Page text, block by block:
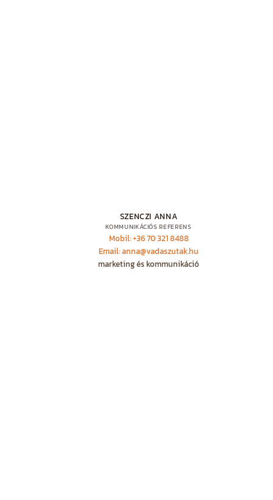
SZENCZI ANNA
KOMMUNIKÁCIÓS REFERENS
Mobil: +36 70 321 8488
Email: anna@vadaszutak.hu
marketing és kommunikáció